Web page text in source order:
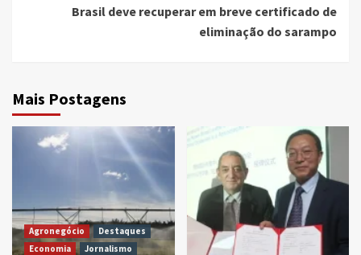
Brasil deve recuperar em breve certificado de
eliminação do sarampo
Mais Postagens
Agronegócio
Destaques
Economia
Jornalismo